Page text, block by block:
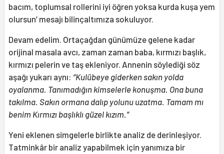
bacım, toplumsal rollerini iyi öğren yoksa kurda kuşa yem
olursun’ mesajı bilinçaltımıza sokuluyor.
Devam edelim. Ortaçağdan günümüze gelene kadar
orijinal masala avcı, zaman zaman baba, kırmızı başlık,
kırmızı pelerin ve taş ekleniyor. Annenin söylediği söz
aşağı yukarı aynı: “Kulübeye giderken sakın yolda
oyalanma. Tanımadığın kimselerle konuşma. Ona buna
takılma. Sakın ormana dalıp yolunu uzatma. Tamam mı
benim Kırmızı başlıklı güzel kızım.”
Yeni eklenen simgelerle birlikte analiz de derinleşiyor.
Tatminkâr bir analiz yapabilmek için yanımıza bir